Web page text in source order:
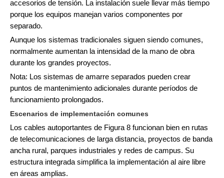
accesorios de tensión. La instalación suele llevar más tiempo
porque los equipos manejan varios componentes por
separado.
Aunque los sistemas tradicionales siguen siendo comunes,
normalmente aumentan la intensidad de la mano de obra
durante los grandes proyectos.
Nota: Los sistemas de amarre separados pueden crear
puntos de mantenimiento adicionales durante períodos de
funcionamiento prolongados.
Escenarios de implementación comunes
Los cables autoportantes de Figura 8 funcionan bien en rutas
de telecomunicaciones de larga distancia, proyectos de banda
ancha rural, parques industriales y redes de campus. Su
estructura integrada simplifica la implementación al aire libre
en áreas amplias.